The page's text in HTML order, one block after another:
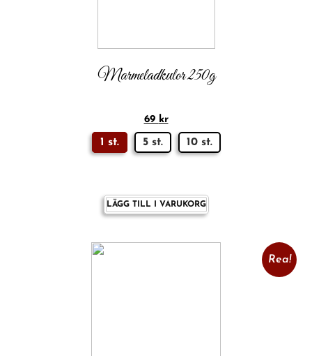
Marmeladkulor 250g
69 kr
1 st. 5 st. 10 st.
LÄGG TILL I VARUKORG
Rea!